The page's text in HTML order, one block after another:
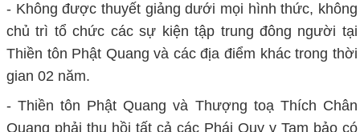
- Không được thuyết giảng dưới mọi hình thức, không
chủ trì tổ chức các sự kiện tập trung đông người tại
Thiền tôn Phật Quang và các địa điểm khác trong thời
gian 02 năm.
- Thiền tôn Phật Quang và Thượng toạ Thích Chân
Quang phải thu hồi tất cả các Phái Quy y Tam bảo có